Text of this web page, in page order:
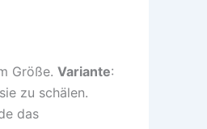
Größe. Variante:
zu schälen.
das